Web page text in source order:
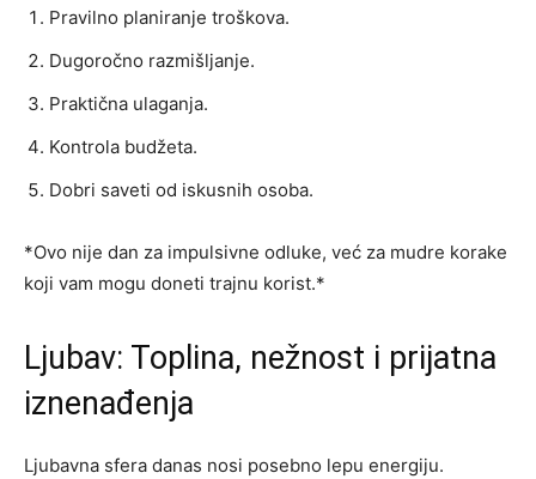
Pravilno planiranje troškova.
Dugoročno razmišljanje.
Praktična ulaganja.
Kontrola budžeta.
Dobri saveti od iskusnih osoba.
*Ovo nije dan za impulsivne odluke, već za mudre korake
koji vam mogu doneti trajnu korist.*
Ljubav: Toplina, nežnost i prijatna
iznenađenja
Ljubavna sfera danas nosi posebno lepu energiju.